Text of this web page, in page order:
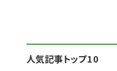
drupal
genai
人気記事トップ10